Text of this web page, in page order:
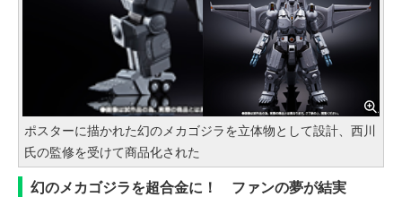
ポスターに描かれた幻のメカゴジラを立体物として設計、西川
氏の監修を受けて商品化された
幻のメカゴジラを超合金に！ ファンの夢が結実